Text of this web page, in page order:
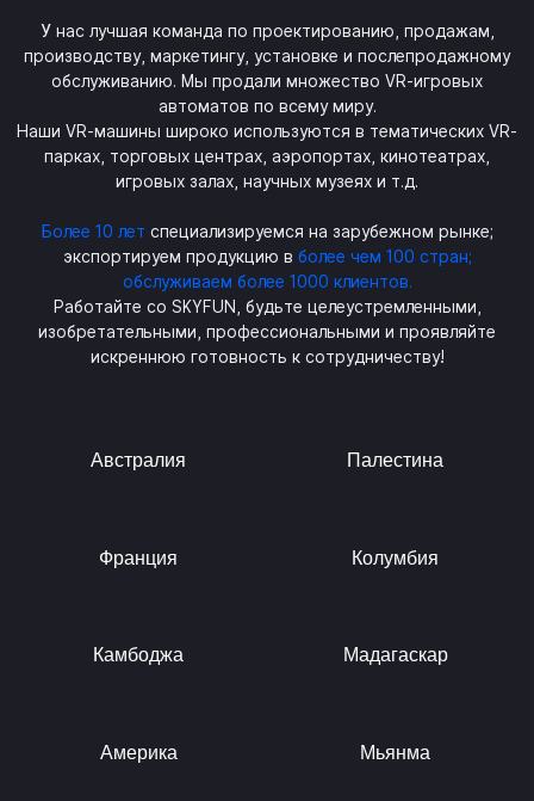
У нас лучшая команда по проектированию, продажам,
производству, маркетингу, установке и послепродажному
обслуживанию. Мы продали множество VR-игровых
автоматов по всему миру.
Наши VR-машины широко используются в тематических VR-
парках, торговых центрах, аэропортах, кинотеатрах,
игровых залах, научных музеях и т.д.
Более 10 лет специализируемся на зарубежном рынке;
экспортируем продукцию в более чем 100 стран;
обслуживаем более 1000 клиентов.
Работайте со SKYFUN, будьте целеустремленными,
изобретательными, профессиональными и проявляйте
искреннюю готовность к сотрудничеству!
Австралия Палестина
Франция Колумбия
Камбоджа Мадагаскар
Америка Мьянма